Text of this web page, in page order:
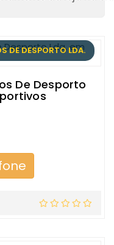
DE DESPORTO LDA.
De Desporto